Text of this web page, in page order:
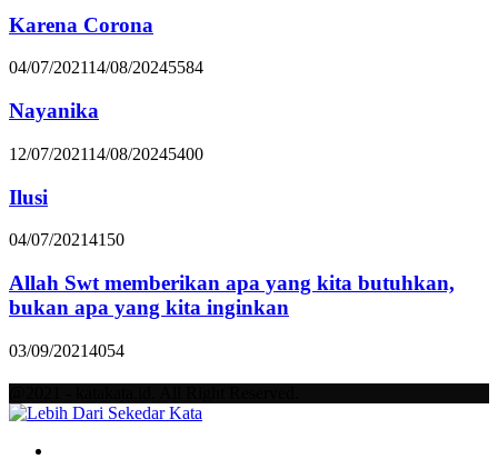
Karena Corona
04/07/202114/08/20245584
Nayanika
12/07/202114/08/20245400
Ilusi
04/07/20214150
Allah Swt memberikan apa yang kita butuhkan,
bukan apa yang kita inginkan
03/09/20214054